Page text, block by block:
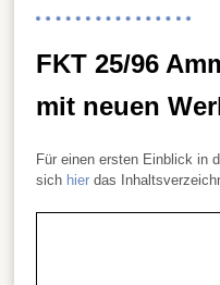
FKT 25/96
mit neuen
Für einen ersten Einblick in
sich hier das